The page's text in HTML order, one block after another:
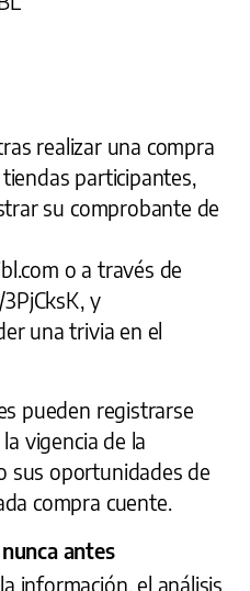
realizar una compra
participantes,
su comprobante de
o a través de
y
una trivia en el
pueden registrarse
vigencia de la
sus oportunidades de
compra cuente.
antes
información, el análisis